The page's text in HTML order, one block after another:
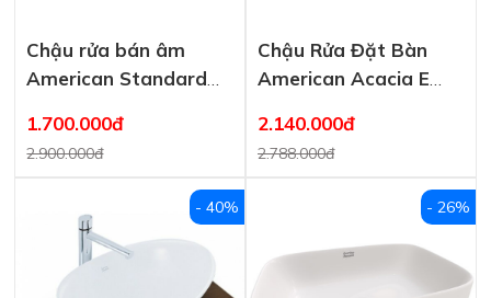
Chậu rửa bán âm
American Standard
1.700.000đ
2.900.000đ
Chậu Rửa Đặt Bàn
American Acacia E
2.140.000đ
2.788.000đ
- 40% - 26%